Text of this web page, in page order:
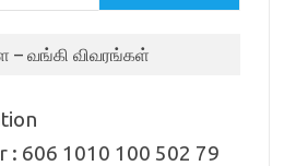
வங்கி விவரங்கள்
: 606 1010 100 502 79